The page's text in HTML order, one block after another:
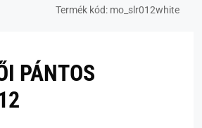
Termék kód: mo_slr012white
PÁNTOS